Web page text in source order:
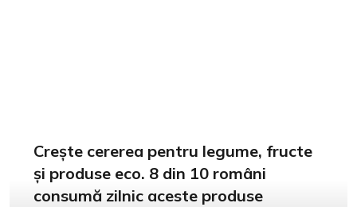
Crește cererea pentru legume, fructe
și produse eco. 8 din 10 români
consumă zilnic aceste produse